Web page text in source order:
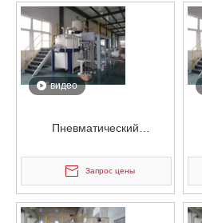
видео
Пневматический
высокоскоростной
смеситель для склеивания
Запрос цены